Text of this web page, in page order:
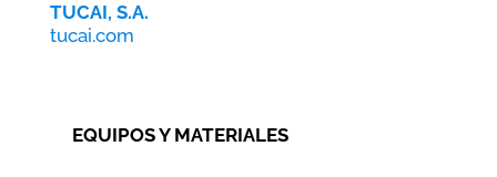
TUCAI, S.A.
tucai.com
EQUIPOS Y MATERIALES